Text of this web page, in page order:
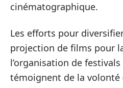
cinématographique.
Les efforts pour
projection de films pour
l’organisation de
témoignent de la